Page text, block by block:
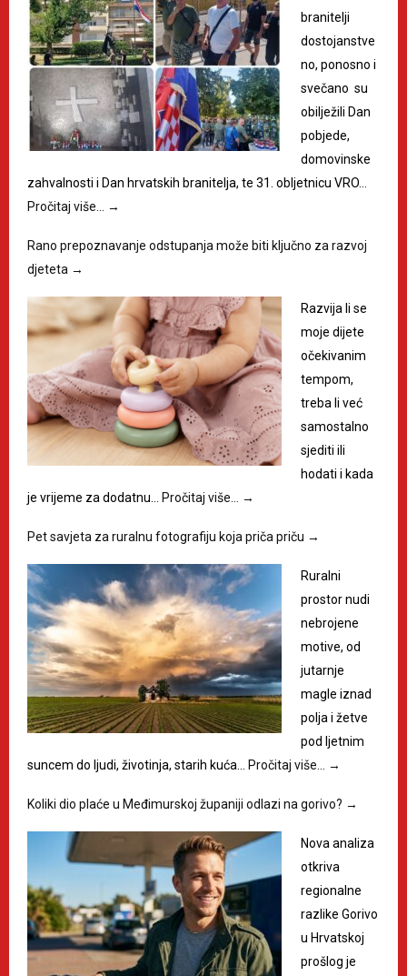
branitelji
dostojanstve
no, ponosno i
svečano su
obilježili Dan
pobjede,
domovinske
zahvalnosti i Dan hrvatskih branitelja, te 31. obljetnicu VRO…
Pročitaj više…
→
Rano prepoznavanje odstupanja može biti ključno za razvoj
djeteta →
Razvija li se
moje dijete
očekivanim
tempom,
treba li već
samostalno
sjediti ili
hodati i kada
je vrijeme za dodatnu…
Pročitaj više… →
Pet savjeta za ruralnu fotografiju koja priča priču →
Ruralni
prostor nudi
nebrojene
motive, od
jutarnje
magle iznad
polja i žetve
pod ljetnim
suncem do ljudi, životinja, starih kuća…
Pročitaj više… →
Koliki dio plaće u Međimurskoj županiji odlazi na gorivo? →
Nova analiza
otkriva
regionalne
razlike Gorivo
u Hrvatskoj
prošlog je